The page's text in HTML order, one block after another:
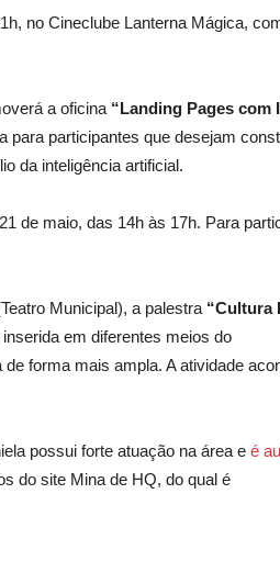
no Cineclube Lanterna Mágica,
a oficina “Landing Pages com
para participantes que desejam
da inteligência artificial.
de maio, das 14h às 17h. Para
Municipal), a palestra “Cultura
em diferentes meios do
forma mais ampla. A atividade
possui forte atuação na área e é
do site Mina de HQ, do qual é